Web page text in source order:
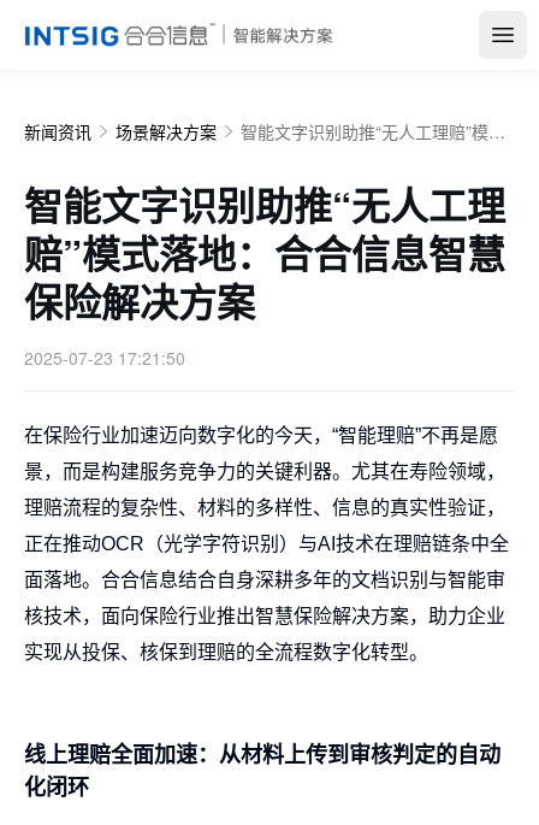
新闻资讯 场景解决方案 智能文字识别助推“无人工理赔”模式落地：合合信息智慧保险解决方案
智能文字识别助推“无人工理
赔”模式落地：合合信息智慧
保险解决方案
2025-07-23 17:21:50
在保险行业加速迈向数字化的今天，“智能理赔”不再是愿
景，而是构建服务竞争力的关键利器。尤其在寿险领域，
理赔流程的复杂性、材料的多样性、信息的真实性验证，
正在推动OCR（光学字符识别）与AI技术在理赔链条中全
面落地。合合信息结合自身深耕多年的文档识别与智能审
核技术，面向保险行业推出智慧保险解决方案，助力企业
实现从投保、核保到理赔的全流程数字化转型。
线上理赔全面加速：从材料上传到审核判定的自动
化闭环